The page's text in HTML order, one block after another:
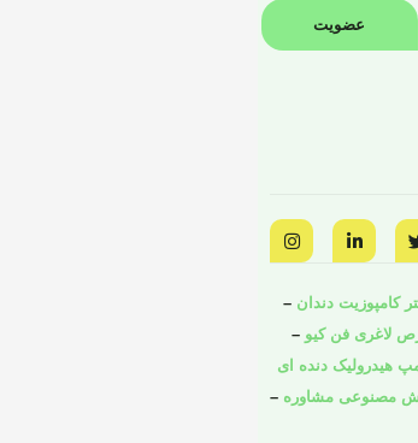
عضویت
w
i
t
e
r
L
i
n
e
i
n
-
i
n
I
n
s
a
r
a
m
کامپوزیت دندان –
لاغری فن کیو –
هیدرولیک دنده ای
هوش مصنوعی مشاوره –